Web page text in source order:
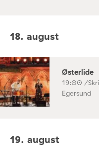
18. august
Østerlide
19:00 /
Egersund
19. august